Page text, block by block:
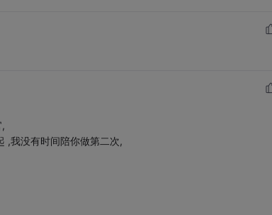
,我没有时间陪你做第二次,